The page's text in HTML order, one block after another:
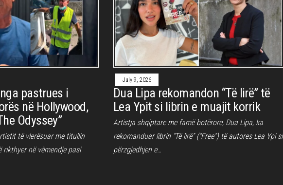
pastrues i
në Hollywood,
Odyssey”
të vlerësuar me titullin
rikthyer në vëmendje pasi
July 9, 2026
Dua Lipa rekomandon “Të lirë” të
Lea Ypit si librin e muajit korrik
Artistja shqiptare me famë botërore, Dua Lipa, ka
rekomanduar librin “Të lirë” (“Free”) të autores Lea Ypi si
përzgjedhjen e…